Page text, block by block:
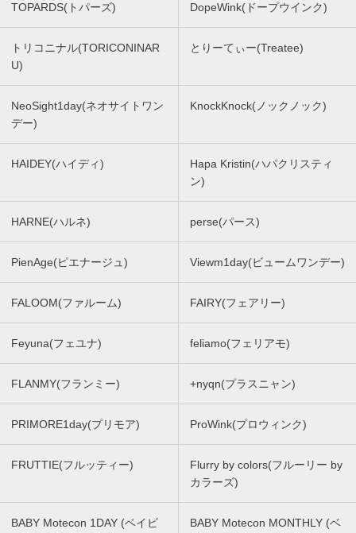
TOPARDS(トパーズ) DopeWink(ドープウインク)
トリコニナル(TORICONINAR
U)
とりーてぃー(Treatee)
NeoSight1day(ネオサイトワン
デー)
KnockKnock(ノックノック)
HAIDEY(ハイディ)
Hapa Kristin(ハパクリスティ
ン)
HARNE(ハルネ) perse(パース)
PienAge(ピエナージュ) Viewm1day(ビュームワンデー)
FALOOM(ファルーム) FAIRY(フェアリー)
Feyuna(フェユナ) feliamo(フェリアモ)
FLANMY(フランミー) +nyqn(プラスニャン)
PRIMORE1day(プリモア) ProWink(プロウィンク)
FRUTTIE(フルッティー)
Flurry by colors(フルーリー by
カラーズ)
BABY Motecon 1DAY (ベイビ
BABY Motecon MONTHLY (ベ